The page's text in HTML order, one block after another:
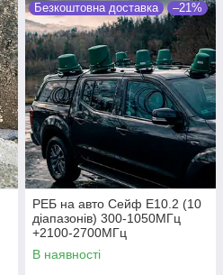
Безкоштовна доставка –21%
РЕБ на авто Сейф E10.2 (10
діапазонів) 300-1050МГц
+2100-2700МГц
[Безкоштовна доставка]
В наявності